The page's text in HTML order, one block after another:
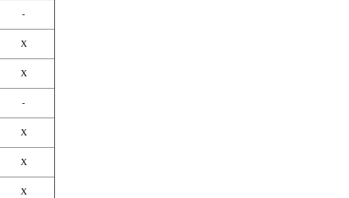
-
X
X
-
X
X
X